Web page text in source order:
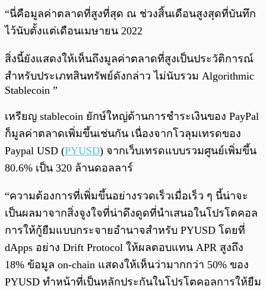
“นี่คือมูลค่าตลาดที่สูงที่สุด ณ ช่วงสิ้นเดือนสูงสุดที่บันทึก
ไว้นับตั้งแต่เดือนเมษายน 2022
สิ่งนี้ยังแสดงให้เห็นถึงมูลค่าตลาดที่สูงเป็นประวัติการณ์
สำหรับประเภทสินทรัพย์ดังกล่าว ไม่นับรวม Algorithmic
Stablecoin ”
เหรียญ stablecoin ยักษ์ใหญ่ด้านการชำระเงินของ PayPal
ก็มูลค่าตลาดเพิ่มขึ้นเช่นกัน เนื่องจากโวลุมเทรดของ
Paypal USD (PYUSD) จากเว็บเทรดแบบรวมศูนย์เพิ่มขึ้น
80.6% เป็น 320 ล้านดอลลาร์
“ความต้องการที่เพิ่มขึ้นอย่างรวดเร็วเมื่อเร็ว ๆ นี้น่าจะ
เป็นผลมาจากสิ่งจูงใจที่น่าดึงดูดที่นำเสนอในโปรโตคอล
การให้กู้ยืมแบบกระจายอำนาจสำหรับ PYUSD โดยที่
dApps อย่าง Drift Protocol ให้ผลตอบแทน APR สูงถึง
18% ข้อมูล on-chain แสดงให้เห็นว่ามากกว่า 50% ของ
PYUSD ทำหน้าที่เป็นหลักประกันในโปรโตคอลการให้ยืม